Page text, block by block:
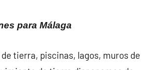
para Málaga
tierra, piscinas, lagos, muros de